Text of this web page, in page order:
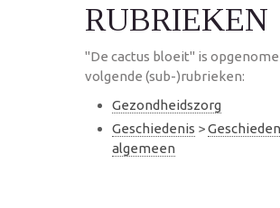
RUBRIEKEN
"De cactus bloeit" is
volgende (sub-)rubrieken:
Gezondheidszorg
Geschiedenis >
algemeen